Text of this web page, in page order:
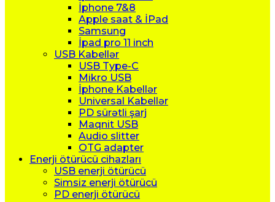
İphone 7&8
Apple saat & İPad
Samsung
İpad pro 11 inch
USB Kabellər
USB Type-C
Mikro USB
İphone Kabellər
Universal Kabellər
PD sürətli şarj
Maqnit USB
Audio slitter
OTG adapter
Enerji ötürücü cihazları
USB enerji ötürücü
Simsiz enerji ötürücü
PD enerji ötürücü